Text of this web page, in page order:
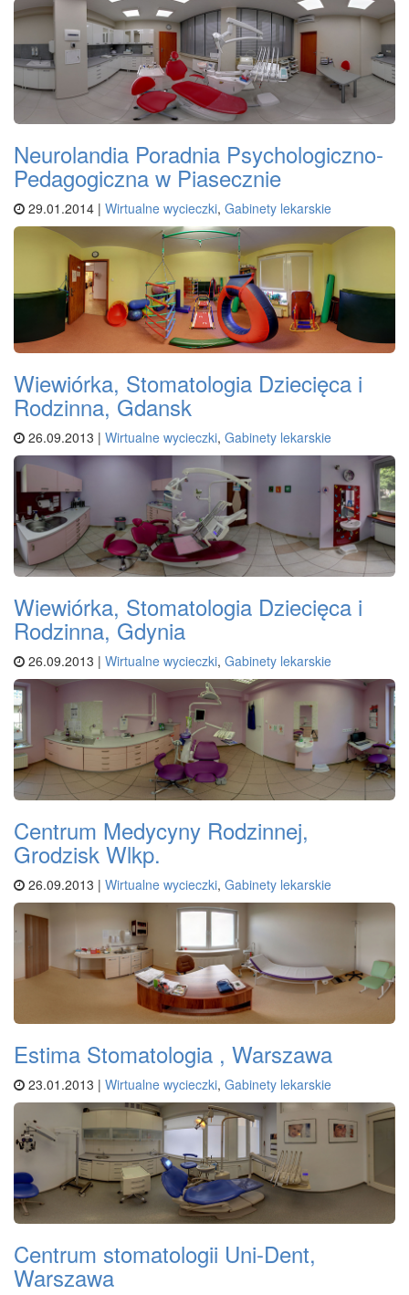
Neurolandia Poradnia Psychologiczno-
Pedagogiczna w Piasecznie
29.01.2014 | Wirtualne wycieczki, Gabinety lekarskie
Wiewiórka, Stomatologia Dziecięca i
Rodzinna, Gdansk
26.09.2013 | Wirtualne wycieczki, Gabinety lekarskie
Wiewiórka, Stomatologia Dziecięca i
Rodzinna, Gdynia
26.09.2013 | Wirtualne wycieczki, Gabinety lekarskie
Centrum Medycyny Rodzinnej,
Grodzisk Wlkp.
26.09.2013 | Wirtualne wycieczki, Gabinety lekarskie
Estima Stomatologia , Warszawa
23.01.2013 | Wirtualne wycieczki, Gabinety lekarskie
Centrum stomatologii Uni-Dent,
Warszawa